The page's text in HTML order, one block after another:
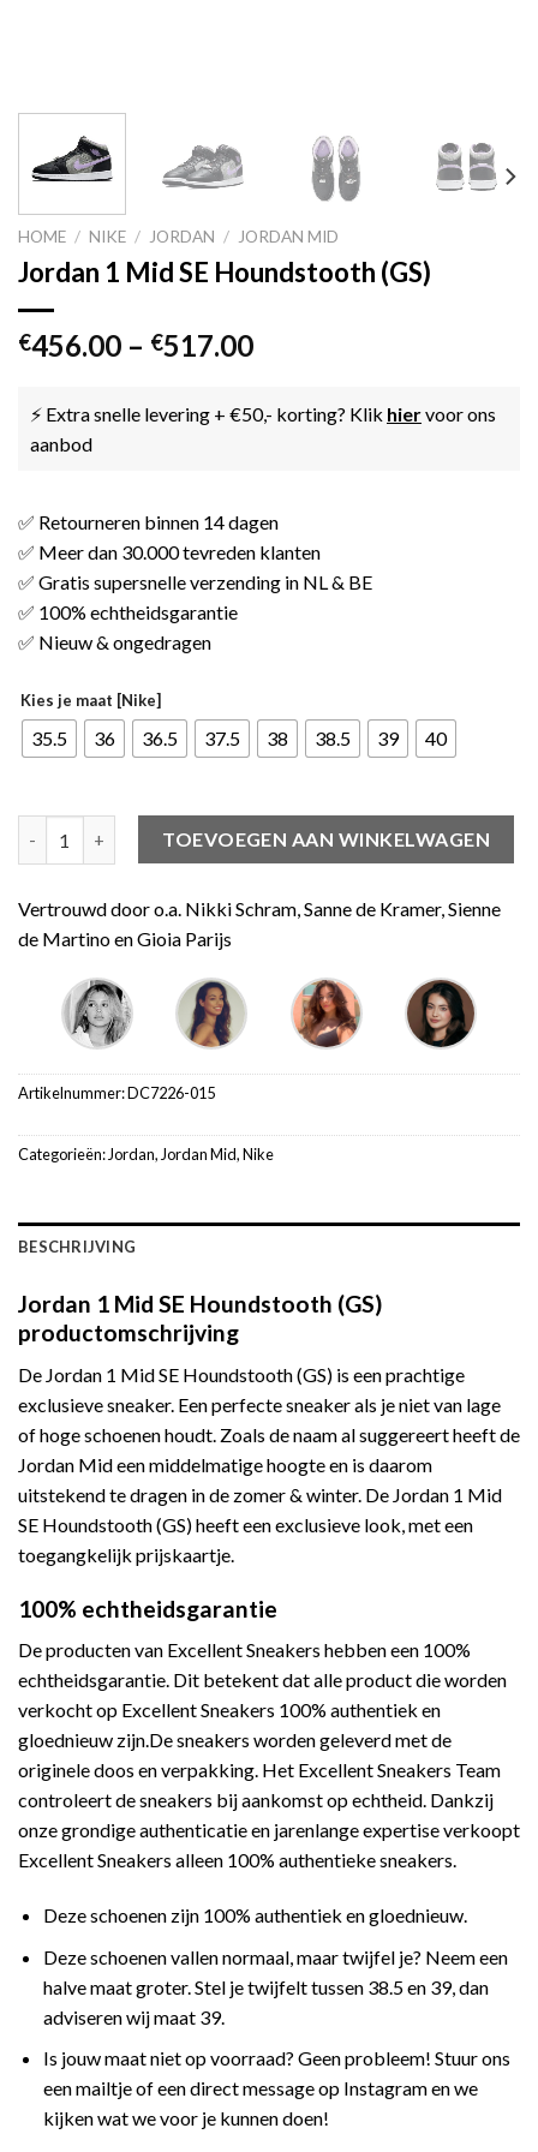
HOME / NIKE / JORDAN / JORDAN MID
Jordan 1 Mid SE Houndstooth (GS)
€456.00 – €517.00
⚡ Extra snelle levering + €50,- korting? Klik hiervoor ons
aanbod
✅ Retourneren binnen 14 dagen
✅ Meer dan 30.000 tevreden klanten
✅ Gratis supersnelle verzending in NL & BE
✅ 100% echtheidsgarantie
✅ Nieuw & ongedragen
Kies je maat [Nike]
35.5 36 36.5 37.5 38 38.5 39 40
Jordan 1 Mid SE Houndstooth (GS) aantal
TOEVOEGEN AAN WINKELWAGEN
Vertrouwd door o.a. Nikki Schram, Sanne de Kramer, Sienne
de Martino en Gioia Parijs
Artikelnummer:DC7226-015
Categorieën: Jordan, Jordan Mid,Nike
BESCHRIJVING
Jordan 1 Mid SE Houndstooth (GS)
productomschrijving
De Jordan 1 Mid SE Houndstooth (GS) is een prachtige
exclusieve sneaker. Een perfecte sneaker als je niet van lage
of hoge schoenen houdt. Zoals de naam al suggereert heeft de
Jordan Mid een middelmatige hoogte en is daarom
uitstekend te dragen in de zomer & winter. De Jordan 1 Mid
SE Houndstooth (GS) heeft een exclusieve look, met een
toegangkelijk prijskaartje.
100% echtheidsgarantie
De producten van Excellent Sneakers hebben een 100%
echtheidsgarantie. Dit betekent dat alle product die worden
verkocht op Excellent Sneakers 100% authentiek en
gloednieuw zijn.De sneakers worden geleverd met de
originele doos en verpakking. Het Excellent Sneakers Team
controleert de sneakers bij aankomst op echtheid. Dankzij
onze grondige authenticatie en jarenlange expertise verkoopt
Excellent Sneakers alleen 100% authentieke sneakers.
Deze schoenen zijn 100% authentiek en gloednieuw.
Deze schoenen vallen normaal, maar twijfel je? Neem een
halve maat groter. Stel je twijfelt tussen 38.5 en 39, dan
adviseren wij maat 39.
Is jouw maat niet op voorraad? Geen probleem! Stuur ons
een mailtje of een direct message op Instagram en we
kijken wat we voor je kunnen doen!